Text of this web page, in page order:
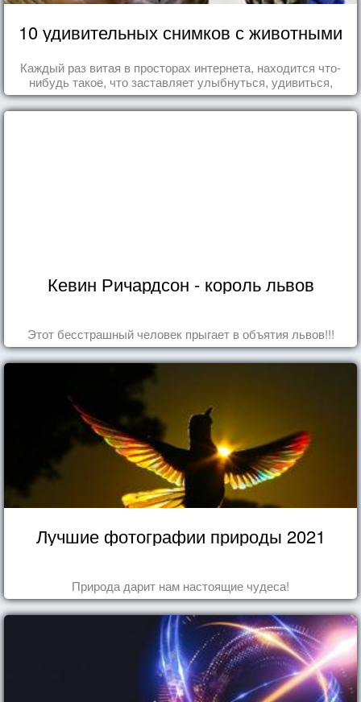
10 удивительных снимков с животными
Каждый раз витая в просторах интернета, находится что-
нибудь такое, что заставляет улыбнуться, удивиться,
восхититься...
Кевин Ричардсон - король львов
Этот бесстрашный человек прыгает в объятия львов!!!
Лучшие фотографии природы 2021
Природа дарит нам настоящие чудеса!